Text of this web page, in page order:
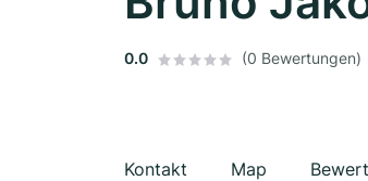
0.0 (0 Bewertungen)
Kontakt Map